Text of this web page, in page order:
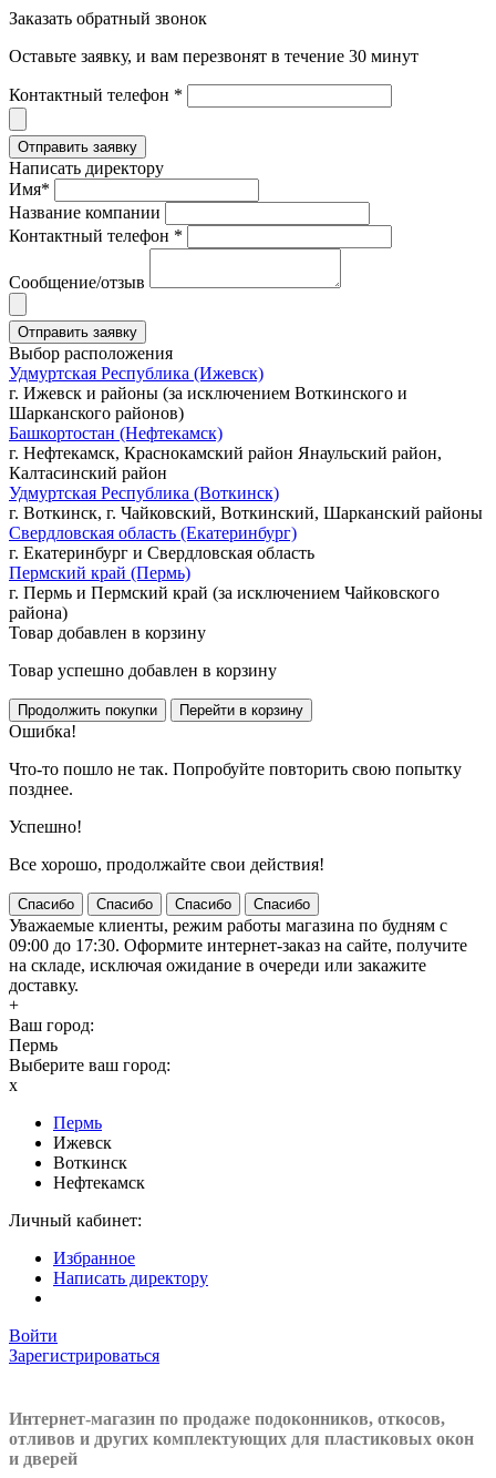
Заказать обратный звонок
Оставьте заявку, и вам перезвонят в течение 30 минут
Контактный телефон *
Написать директору
Имя*
Название компании
Контактный телефон *
Сообщение/отзыв
Выбор расположения
Удмуртская Республика (Ижевск)
г. Ижевск и районы (за исключением Воткинского и
Шарканского районов)
Башкортостан (Нефтекамск)
г. Нефтекамск, Краснокамский район Янаульский район,
Калтасинский район
Удмуртская Республика (Воткинск)
г. Воткинск, г. Чайковский, Воткинский, Шарканский районы
Свердловская область (Екатеринбург)
г. Екатеринбург и Свердловская область
Пермский край (Пермь)
г. Пермь и Пермский край (за исключением Чайковского
района)
Товар добавлен в корзину
Товар успешно добавлен в корзину
Ошибка!
Что-то пошло не так. Попробуйте повторить свою попытку
позднее.
Успешно!
Все хорошо, продолжайте свои действия!
Спасибо Спасибо Спасибо Спасибо
Уважаемые клиенты, режим работы магазина по будням с
09:00 до 17:30. Оформите интернет-заказ на сайте, получите
на складе, исключая ожидание в очереди или закажите
доставку.
+
Ваш город:
Пермь
Выберите ваш город:
x
Пермь
Ижевск
Воткинск
Нефтекамск
Личный кабинет:
Избранное
Написать директору
Войти
Зарегистрироваться
Интернет-магазин по продаже подоконников, откосов,
отливов и других комплектующих для пластиковых окон
и дверей